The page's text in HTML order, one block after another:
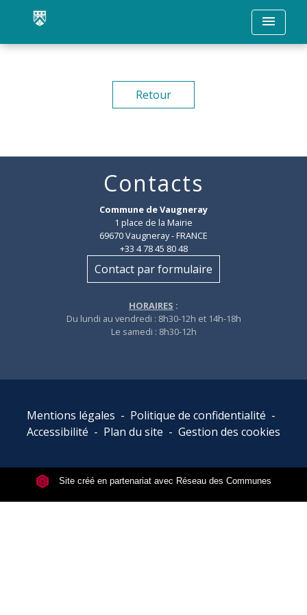
menu
Retour
Contacts
Commune de Vaugneray
1 place de la Mairie
69670 Vaugneray - FRANCE
+33 4 78 45 80 48
Contact par formulaire
HORAIRES :
Du lundi au vendredi : 8h30-12h et 14h-18h
Le samedi : 8h30-12h
Mentions légales - Politique de confidentialité -
Accessibilité - Plan du site - Gestion des cookies
Site créé en partenariat avec Réseau des Communes